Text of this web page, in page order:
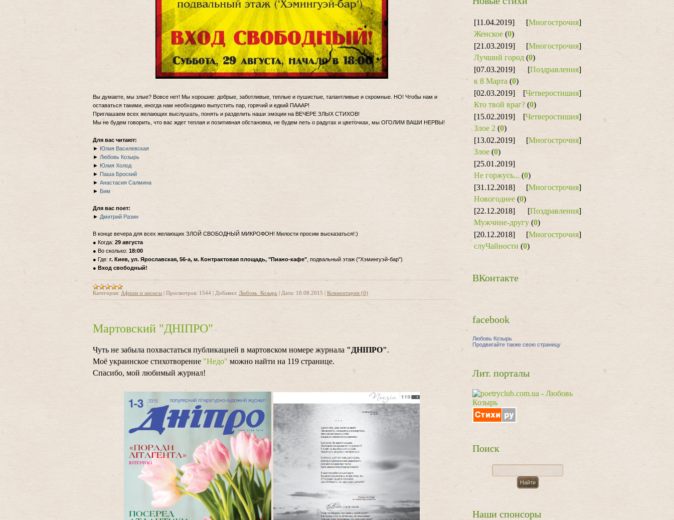
Вы думаете, мы злые? Вовсе нет! Мы хорошие: добрые, заботливые, теплые и пушистые, талантливые и скромные. НО! Чтобы нам и
оставаться такими, иногда нам необходимо выпустить пар, горячий и едкий ПАААР!
Приглашаем всех желающих выслушать, понять и разделить наши эмоции на ВЕЧЕРЕ ЗЛЫХ СТИХОВ!
Мы не будем говорить, что вас ждет теплая и позитивная обстановка, не будем петь о радугах и цветочках, мы ОГОЛИМ ВАШИ НЕРВЫ!
Для вас читают:
► Юлия Василевская
► Любовь Козырь
► Юлия Холод
► Паша Броский
► Анастасия Салмина
► Бим
Для вас поет:
► Дмитрий Разин
В конце вечера для всех желающих ЗЛОЙ СВОБОДНЫЙ МИКРОФОН! Милости просим высказаться!:)
● Когда: 29 августа
● Во сколько: 18:00
● Где: г. Киев, ул. Ярославская, 56-а, м. Контрактовая площадь, "Пиано-кафе" , подвальный этаж ("Хэмингуэй-бар")
● Вход свободный!
Категория: Афиши и анонсы | Просмотров: 1544 | Добавил: Любовь_Козырь | Дата: 18.08.2015 | Комментарии (0)
Мартовский "ДНІПРО"
Чуть не забыла похвастаться публикацией в мартовском номере журнала "ДНІПРО".
Моё украинское стихотворение "Недо" можно найти на 119 странице.
Спасибо, мой любимый журнал!
[11.04.2019] [Многострочия]
Женское (0)
[21.03.2019]
[Многострочия]
Лучший город (0)
[07.03.2019]
[Поздравления]
к 8 Марта (0)
[02.03.2019]
[Четверостишия]
Кто твой враг? (0)
[15.02.2019]
[Четверостишия]
Злое 2 (0)
[13.02.2019]
[Многострочия]
Злое (0)
[25.01.2019]
Не горжусь... (0)
[31.12.2018]
[Многострочия]
Новогоднее (0)
[22.12.2018]
[Поздравления]
Мужчине-другу (0)
[20.12.2018]
[Многострочия]
слуЧайности (0)
ВКонтакте
facebook
Любовь Козырь
Продвигайте также свою страницу
Лит. порталы
Поиск
Наши спонсоры